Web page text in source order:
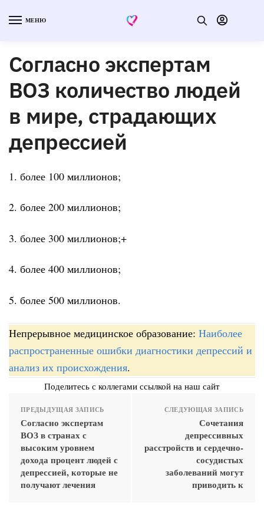
МЕНЮ
Согласно экспертам
ВОЗ количество людей
в мире, страдающих
депрессией
1. более 100 миллионов;
2. более 200 миллионов;
3. более 300 миллионов;+
4. более 400 миллионов;
5. более 500 миллионов.
Непрерывное медицинское образование: Наиболее
распространенные ошибки диагностики депрессий и
анализ их происхождения.
Поделитесь с коллегами ссылкой на наш сайт
ПРЕДЫДУЩАЯ ЗАПИСЬ
Согласно экспертам
ВОЗ в странах с
высоким уровнем
дохода процент людей с
депрессией, которые не
получают лечения
СЛЕДУЮЩАЯ ЗАПИСЬ
Сочетания
депрессивных
расстройств и сердечно‐
сосудистых
заболеваний могут
приводить к